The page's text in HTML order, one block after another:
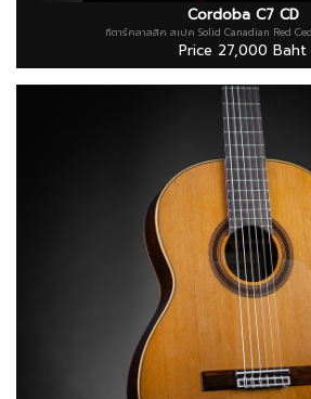
Cordoba C7 CD
กีตาร์คลาสสิค สเปค Solid Canadian Red
Price 27,000 Baht